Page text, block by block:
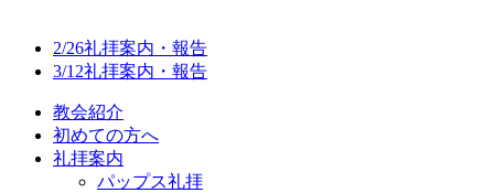
2/26礼拝案内・報告
3/12礼拝案内・報告
教会紹介
初めての方へ
礼拝案内
パップス礼拝